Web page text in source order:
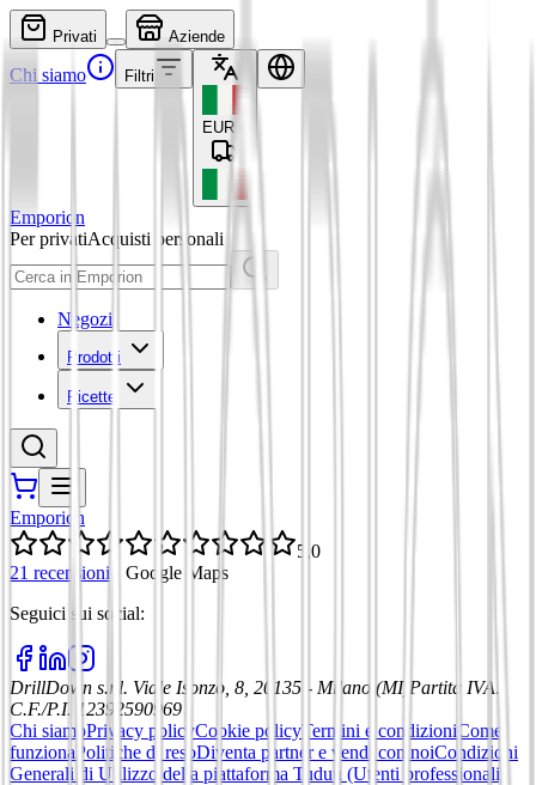
Privati Aziende
Chi siamo Filtri
EUR
Emporion
Per privatiAcquisti personali
Negozi
Prodotti
Ricette
Emporion
5,0
21 recensioni
Google Maps
Seguici sui social:
DrillDown s.r.l. Viale Isonzo, 8, 20135 - Milano (MI) Partita IVA:
C.F./P.I. 12392590969
Chi siamoPrivacy policyCookie policyTermini e condizioni Come
funziona Politiche di resoDiventa partner e vendi con noiCondizioni
Generali di Utilizzo della piattaforma Tuduu (Utenti professionali)